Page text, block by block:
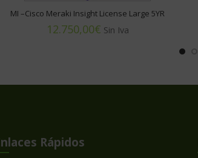
MI –Cisco Meraki Insight License Large 5YR
€
Rápidos